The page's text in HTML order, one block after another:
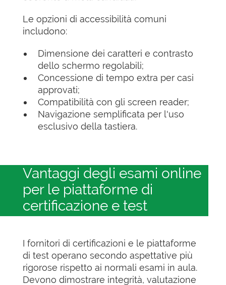
Le opzioni di accessibilità comuni
includono:
Dimensione dei caratteri e contrasto
dello schermo regolabili;
Concessione di tempo extra per casi
approvati;
Compatibilità con gli screen reader;
Navigazione semplificata per l'uso
esclusivo della tastiera.
Vantaggi degli esami online
per le piattaforme di
certificazione e test
I fornitori di certificazioni e le piattaforme
di test operano secondo aspettative più
rigorose rispetto ai normali esami in aula.
Devono dimostrare integrità, valutazione